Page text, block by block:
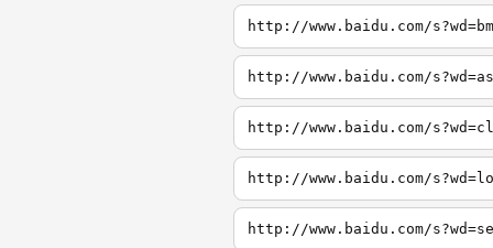
http://www.baidu.com/
http://www.baidu.com/
http://www.baidu.com/
http://www.baidu.com/
http://www.baidu.com/